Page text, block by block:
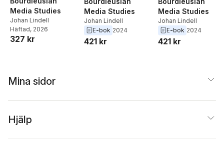
Media Studies
Johan Lindell
Häftad, 2026
327 kr
Media Studies
Johan Lindell
E-bok 2024
421 kr
Media Studies
Johan Lindell
E-bok 2024
421 kr
Mina sidor
Hjälp